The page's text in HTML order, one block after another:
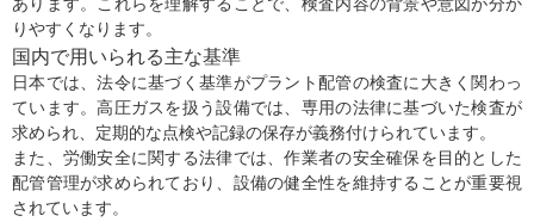
りやすくなります。
国内で用いられる主な基準
日本では、法令に基づく基準がプラント配管の検査に大きく関わっ
ています。高圧ガスを扱う設備では、専用の法律に基づいた検査が
求められ、定期的な点検や記録の保存が義務付けられています。
また、労働安全に関する法律では、作業者の安全確保を目的とした
配管管理が求められており、設備の健全性を維持することが重要視
されています。